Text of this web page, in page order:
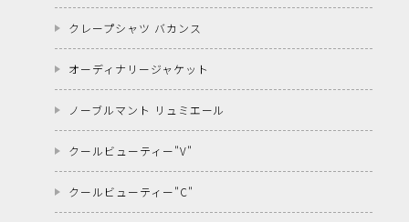
クレープシャツ バカンス
オーディナリージャケット
ノーブルマント リュミエール
クールビューティー"V"
クールビューティー"C"